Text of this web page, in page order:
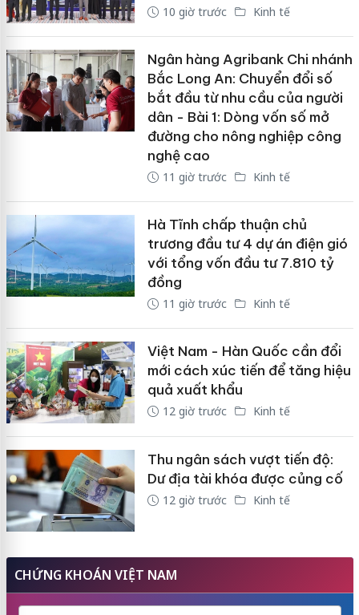
10 giờ trước Kinh tế
Ngân hàng Agribank Chi nhánh
Bắc Long An: Chuyển đổi số
bắt đầu từ nhu cầu của người
dân - Bài 1: Dòng vốn số mở
đường cho nông nghiệp công
nghệ cao
11 giờ trước Kinh tế
Hà Tĩnh chấp thuận chủ
trương đầu tư 4 dự án điện gió
với tổng vốn đầu tư 7.810 tỷ
đồng
11 giờ trước Kinh tế
Việt Nam - Hàn Quốc cần đổi
mới cách xúc tiến để tăng hiệu
quả xuất khẩu
12 giờ trước Kinh tế
Thu ngân sách vượt tiến độ:
Dư địa tài khóa được củng cố
12 giờ trước Kinh tế
CHỨNG KHOÁN VIỆT NAM